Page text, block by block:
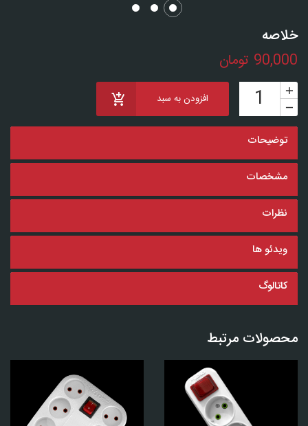
خلاصه
90,000 تومان
افزودن به سبد
توضیحات
مشخصات
نظرات
ویدئو ها
کاتالوگ
محصولات مرتبط